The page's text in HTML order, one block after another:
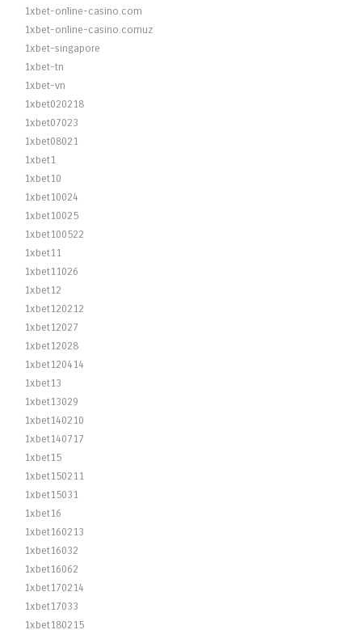
1xbet-online-casino.com
1xbet-online-casino.comuz
1xbet-singapore
1xbet-tn
1xbet-vn
1xbet020218
1xbet07023
1xbet08021
1xbet1
1xbet10
1xbet10024
1xbet10025
1xbet100522
1xbet11
1xbet11026
1xbet12
1xbet120212
1xbet12027
1xbet12028
1xbet120414
1xbet13
1xbet13029
1xbet140210
1xbet140717
1xbet15
1xbet150211
1xbet15031
1xbet16
1xbet160213
1xbet16032
1xbet16062
1xbet170214
1xbet17033
1xbet180215